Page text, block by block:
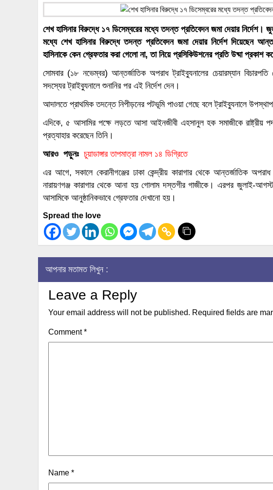
শেখ হাসিনার বিরুদ্ধে ১৭ ডিসেম্বরের মধ্যে তদন্ত প্রতিবেদন জমা দেয়ার
মধ্যে শেখ হাসিনার বিরুদ্ধে তদন্ত প্রতিবেদন জমা দেয়ার নির্দেশ দিয়েছেন
হাসিনাকে কেন গ্রেফতার করা গেলো না, তা নিয়ে প্রসিকিউশনের প্রতি উষ্মা প্রকাশ
সোমবার (১৮ নভেম্বর) আন্তর্জাতিক অপরাধ ট্রাইব্যুনালের চেয়ারম্যান
সদস্যের ট্রাইব্যুনালে শুনানির পর এই নির্দেশ দেন।
আদালতে প্রাথমিক তদন্তে নিপীড়নের পটভূমি পাওয়া গেছে বলে ট্রাইব্যুনালে
এদিকে, ৫ আসামির পক্ষে লড়তে আসা আইনজীবী এহসানুল হক সমাজীকে রাষ্ট্রীয় পদ
প্রত্যাহার করেছেন তিনি।
আরও পড়ুনঃ চুয়াডাঙ্গার তাপমাত্রা নামল ১৪ ডিগ্রিতে
এর আগে, সকালে কেরানীগঞ্জের ঢাকা কেন্দ্রীয় কারাগার থেকে আন্তর্জাতিক
নারায়ণগঞ্জ কারাগার থেকে আনা হয় গোলাম দস্তগীর গাজীকে। এরপর জুলাই-
আসামিকে আনুষ্ঠানিকভাবে গ্রেফতার দেখানো হয়।
Spread the love
আপনার মতামত লিখুন :
Leave a Reply
Your email address will not be published. Required fields are
Comment*
Name *